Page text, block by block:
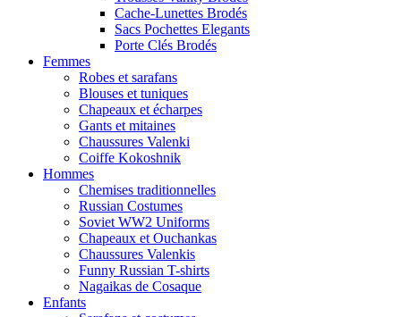
Cache-Lunettes Brodés
Sacs Pochettes Elegants
Porte Clés Brodés
Femmes
Robes et sarafans
Blouses et tuniques
Chapeaux et écharpes
Gants et mitaines
Chaussures Valenki
Coiffe Kokoshnik
Hommes
Chemises traditionnelles
Russian Costumes
Soviet WW2 Uniforms
Chapeaux et Ouchankas
Chaussures Valenkis
Funny Russian T-shirts
Nagaikas de Cosaque
Enfants